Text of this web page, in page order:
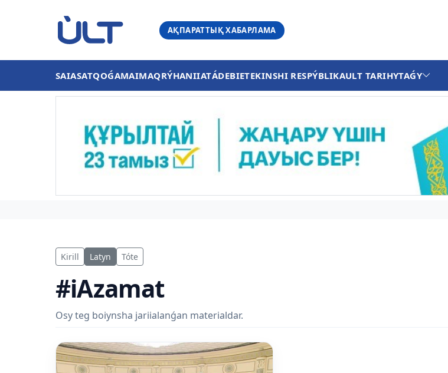
АҚПАРАТТЫҚ ХАБАРЛАМА
SAIASATQOǴAMAIMAQRÝHANIIATÁDEBIETEKINSHI RESPÝBLIKAULT TARIHYTAǴY
Kirill Latyn Tóte
#iAzamat
Osy teg boiynsha jariialanǵan materialdar.